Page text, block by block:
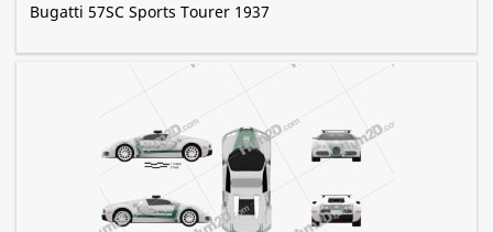
Bugatti 57SC Sports Tourer 1937